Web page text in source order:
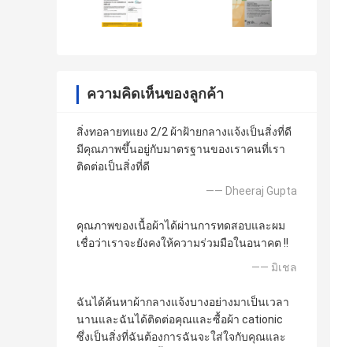
ความคิดเห็นของลูกค้า
สิ่งทอลายทแยง 2/2 ผ้าฝ้ายกลางแจ้งเป็นสิ่งที่ดี
มีคุณภาพขึ้นอยู่กับมาตรฐานของเราคนที่เรา
ติดต่อเป็นสิ่งที่ดี
—— Dheeraj Gupta
คุณภาพของเนื้อผ้าได้ผ่านการทดสอบและผม
เชื่อว่าเราจะยังคงให้ความร่วมมือในอนาคต !!
—— มิเชล
ฉันได้ค้นหาผ้ากลางแจ้งบางอย่างมาเป็นเวลา
นานและฉันได้ติดต่อคุณและซื้อผ้า cationic
ซึ่งเป็นสิ่งที่ฉันต้องการฉันจะใส่ใจกับคุณและ